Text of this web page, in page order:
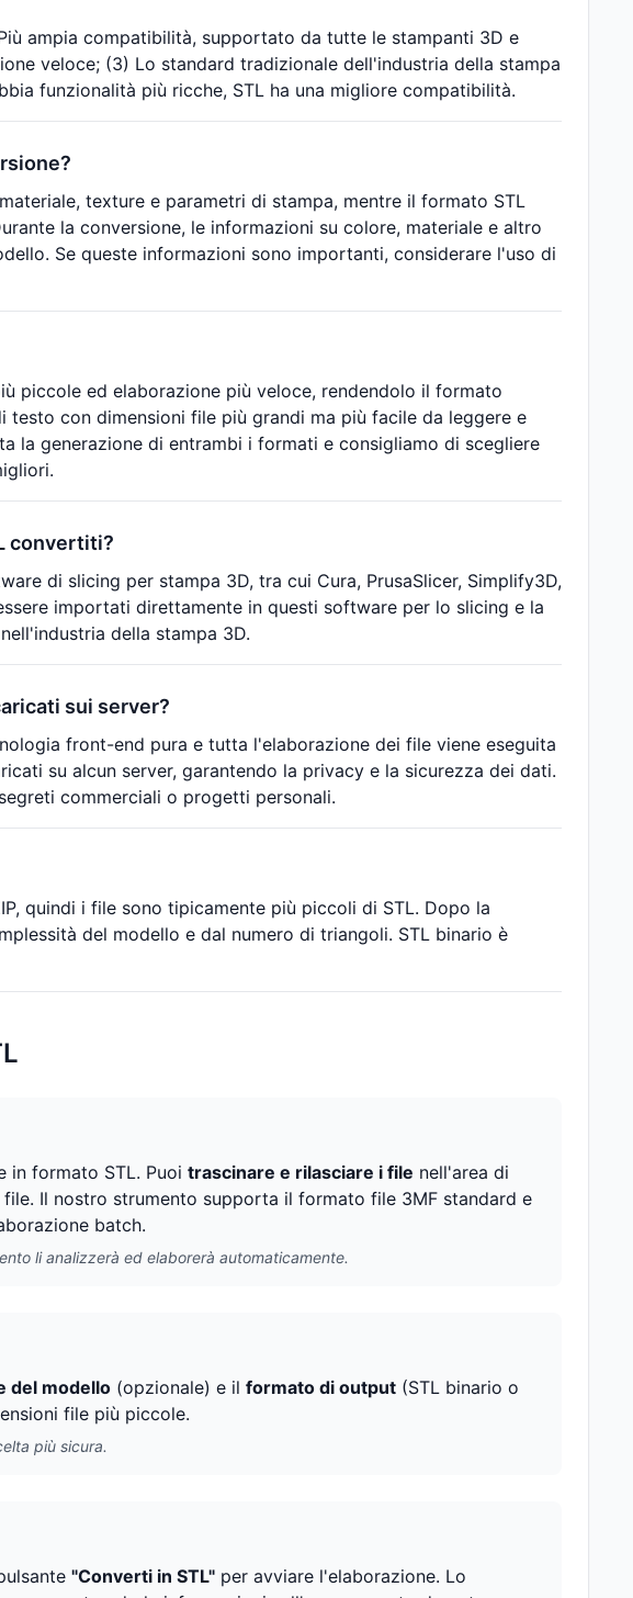
ampia compatibilità, supportato da tutte le stampanti 3D e
veloce; (3) Lo standard tradizionale dell'industria della stampa
funzionalità più ricche, STL ha una migliore compatibilità.
texture e parametri di stampa, mentre il formato STL
la conversione, le informazioni su colore, materiale e altro
Se queste informazioni sono importanti, considerare l'uso di
piccole ed elaborazione più veloce, rendendolo il formato
con dimensioni file più grandi ma più facile da leggere e
la generazione di entrambi i formati e consigliamo di scegliere
convertiti?
di slicing per stampa 3D, tra cui Cura, PrusaSlicer, Simplify3D,
importati direttamente in questi software per lo slicing e la
della stampa 3D.
sui server?
front-end pura e tutta l'elaborazione dei file viene eseguita
su alcun server, garantendo la privacy e la sicurezza dei dati.
commerciali o progetti personali.
quindi i file sono tipicamente più piccoli di STL. Dopo la
del modello e dal numero di triangoli. STL binario è
in formato STL. Puoi trascinare e rilasciare i file nell'area di
file. Il nostro strumento supporta il formato file 3MF standard e
batch.
li analizzerà ed elaborerà automaticamente.
del modello (opzionale) e il formato di output (STL binario o
file più piccole.
più sicura.
"Converti in STL" per avviare l'elaborazione. Lo